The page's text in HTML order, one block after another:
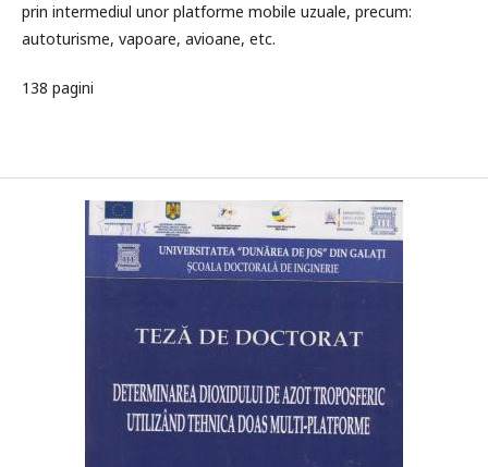
prin intermediul unor platforme mobile uzuale, precum:
autoturisme, vapoare, avioane, etc.
138 pagini